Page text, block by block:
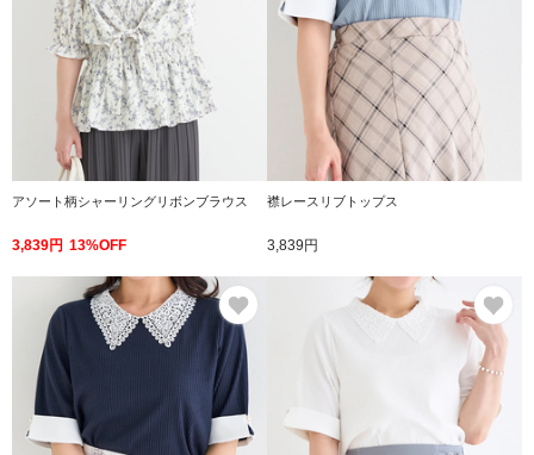
アソート柄シャーリングリボンブラウス
3,839円 13%OFF
襟レースリブトップス
3,839円